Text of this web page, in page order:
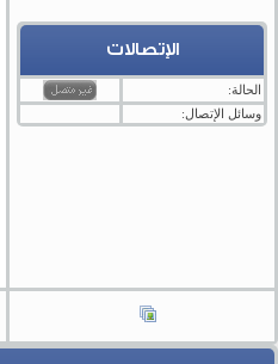
الإتصالات
الحالة:
وسائل الإتصال: